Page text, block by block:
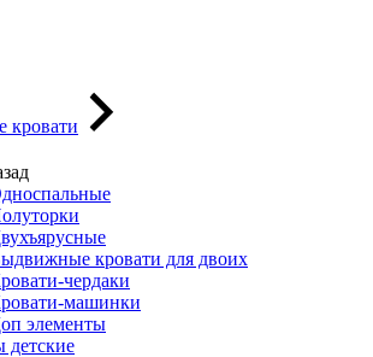
кровати
кровати для двоих
чердаки
машинки
элементы
детские